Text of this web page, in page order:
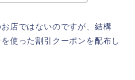
店ではないのですが、結構
使った割引クーポンを配布し